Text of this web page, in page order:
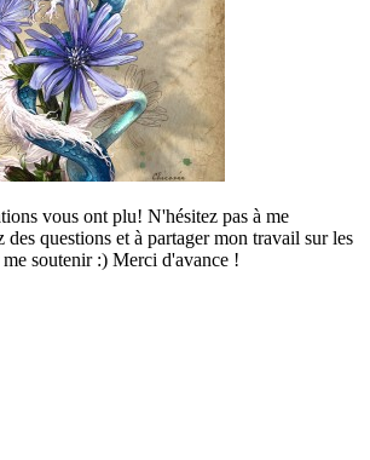
vous ont plu! N'hésitez pas à me
des questions et à partager mon travail sur les
soutenir :) Merci d'avance !